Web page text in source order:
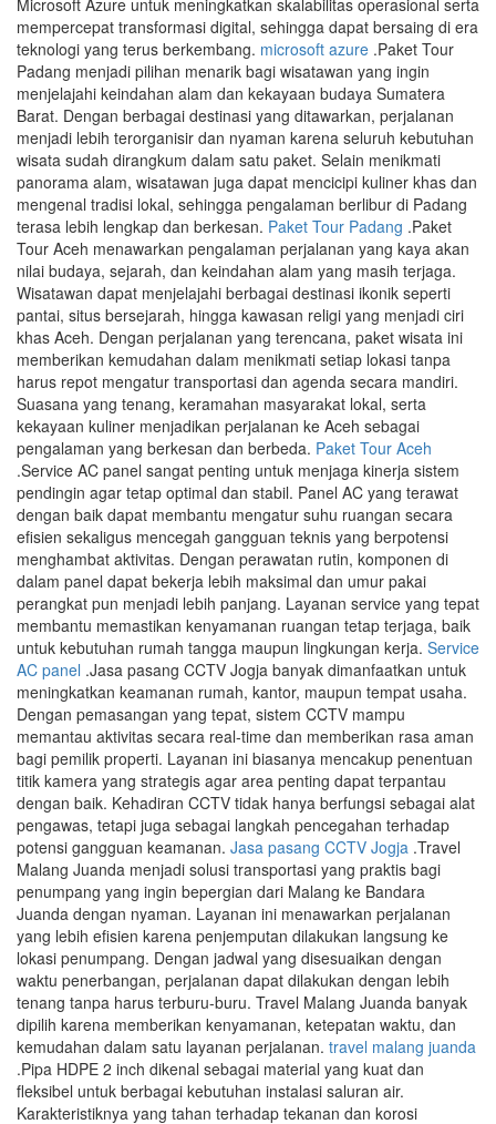
Microsoft Azure untuk meningkatkan skalabilitas operasional serta
mempercepat transformasi digital, sehingga dapat bersaing di era
teknologi yang terus berkembang. microsoft azure .Paket Tour
Padang menjadi pilihan menarik bagi wisatawan yang ingin
menjelajahi keindahan alam dan kekayaan budaya Sumatera
Barat. Dengan berbagai destinasi yang ditawarkan, perjalanan
menjadi lebih terorganisir dan nyaman karena seluruh kebutuhan
wisata sudah dirangkum dalam satu paket. Selain menikmati
panorama alam, wisatawan juga dapat mencicipi kuliner khas dan
mengenal tradisi lokal, sehingga pengalaman berlibur di Padang
terasa lebih lengkap dan berkesan. Paket Tour Padang .Paket
Tour Aceh menawarkan pengalaman perjalanan yang kaya akan
nilai budaya, sejarah, dan keindahan alam yang masih terjaga.
Wisatawan dapat menjelajahi berbagai destinasi ikonik seperti
pantai, situs bersejarah, hingga kawasan religi yang menjadi ciri
khas Aceh. Dengan perjalanan yang terencana, paket wisata ini
memberikan kemudahan dalam menikmati setiap lokasi tanpa
harus repot mengatur transportasi dan agenda secara mandiri.
Suasana yang tenang, keramahan masyarakat lokal, serta
kekayaan kuliner menjadikan perjalanan ke Aceh sebagai
pengalaman yang berkesan dan berbeda. Paket Tour Aceh
.Service AC panel sangat penting untuk menjaga kinerja sistem
pendingin agar tetap optimal dan stabil. Panel AC yang terawat
dengan baik dapat membantu mengatur suhu ruangan secara
efisien sekaligus mencegah gangguan teknis yang berpotensi
menghambat aktivitas. Dengan perawatan rutin, komponen di
dalam panel dapat bekerja lebih maksimal dan umur pakai
perangkat pun menjadi lebih panjang. Layanan service yang tepat
membantu memastikan kenyamanan ruangan tetap terjaga, baik
untuk kebutuhan rumah tangga maupun lingkungan kerja. Service
AC panel .Jasa pasang CCTV Jogja banyak dimanfaatkan untuk
meningkatkan keamanan rumah, kantor, maupun tempat usaha.
Dengan pemasangan yang tepat, sistem CCTV mampu
memantau aktivitas secara real-time dan memberikan rasa aman
bagi pemilik properti. Layanan ini biasanya mencakup penentuan
titik kamera yang strategis agar area penting dapat terpantau
dengan baik. Kehadiran CCTV tidak hanya berfungsi sebagai alat
pengawas, tetapi juga sebagai langkah pencegahan terhadap
potensi gangguan keamanan. Jasa pasang CCTV Jogja .Travel
Malang Juanda menjadi solusi transportasi yang praktis bagi
penumpang yang ingin bepergian dari Malang ke Bandara
Juanda dengan nyaman. Layanan ini menawarkan perjalanan
yang lebih efisien karena penjemputan dilakukan langsung ke
lokasi penumpang. Dengan jadwal yang disesuaikan dengan
waktu penerbangan, perjalanan dapat dilakukan dengan lebih
tenang tanpa harus terburu-buru. Travel Malang Juanda banyak
dipilih karena memberikan kenyamanan, ketepatan waktu, dan
kemudahan dalam satu layanan perjalanan. travel malang juanda
.Pipa HDPE 2 inch dikenal sebagai material yang kuat dan
fleksibel untuk berbagai kebutuhan instalasi saluran air.
Karakteristiknya yang tahan terhadap tekanan dan korosi